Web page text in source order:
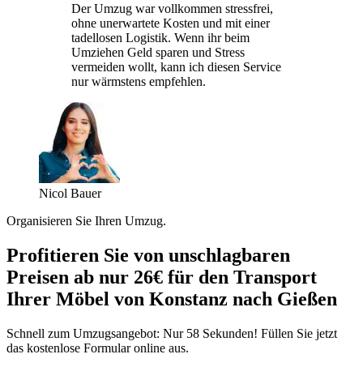
Der Umzug war vollkommen stressfrei,
ohne unerwartete Kosten und mit einer
tadellosen Logistik. Wenn ihr beim
Umziehen Geld sparen und Stress
vermeiden wollt, kann ich diesen Service
nur wärmstens empfehlen.
Nicol Bauer
Organisieren Sie Ihren Umzug.
Profitieren Sie von unschlagbaren
Preisen ab nur 26€ für den Transport
Ihrer Möbel von Konstanz nach Gießen
Schnell zum Umzugsangebot: Nur 58 Sekunden! Füllen Sie jetzt
das kostenlose Formular online aus.